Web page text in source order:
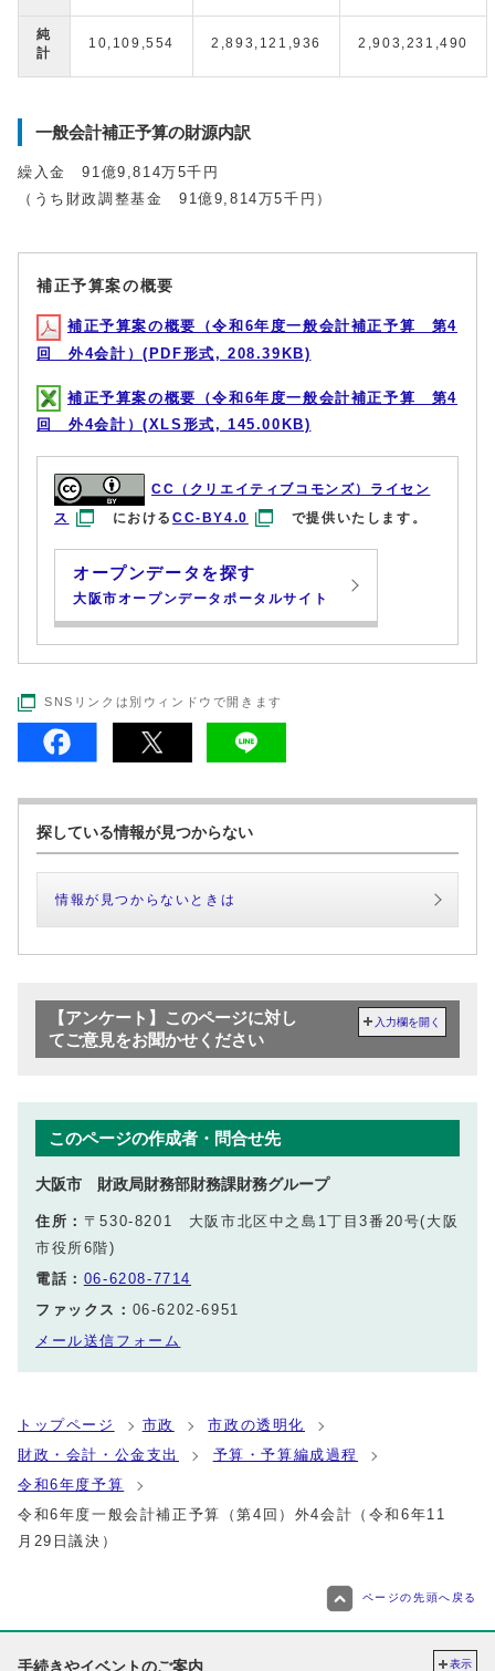
純
計
10,109,554 2,893,121,936 2,903,231,490
一般会計補正予算の財源内訳
繰入金 91億9,814万5千円
（うち財政調整基金 91億9,814万5千円）
補正予算案の概要
補正予算案の概要（令和6年度一般会計補正予算 第4
回 外4会計）(PDF形式, 208.39KB)
補正予算案の概要（令和6年度一般会計補正予算 第4
回 外4会計）(XLS形式, 145.00KB)
CC（クリエイティブコモンズ）ライセン
ス
におけるCC-BY4.0 で提供いたします。
オープンデータを探す
大阪市オープンデータポータルサイト
SNSリンクは別ウィンドウで開きます
探している情報が見つからない
情報が見つからないときは
【アンケート】このページに対し
てご意見をお聞かせください
入力欄を開く
このページの作成者・問合せ先
大阪市 財政局財務部財務課財務グループ
住所： 〒530-8201 大阪市北区中之島1丁目3番20号(大阪
市役所6階)
電話： 06-6208-7714
ファックス： 06-6202-6951
メール送信フォーム
トップページ 市政
市政の透明化
財政・会計・公金支出
予算・予算編成過程
令和6年度予算
令和6年度一般会計補正予算（第4回）外4会計（令和6年11
月29日議決）
ページの先頭へ戻る
手続きやイベントのご案内 表示